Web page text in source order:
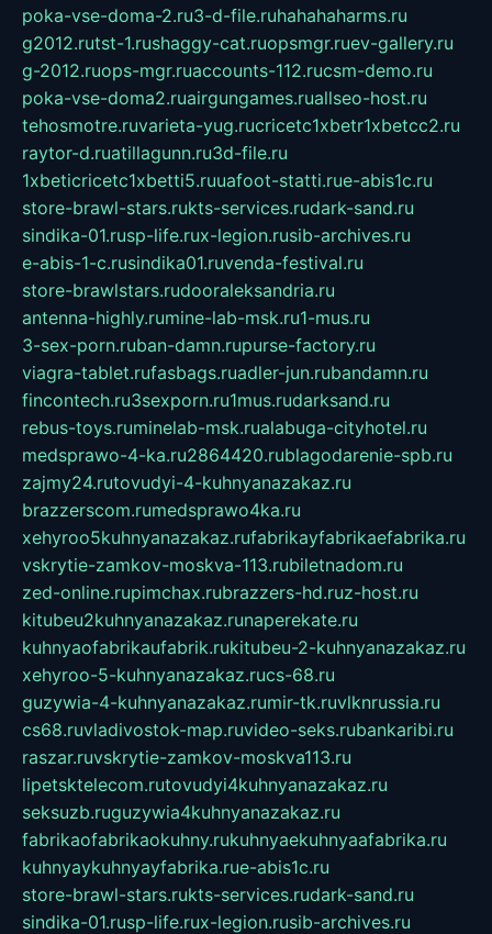
poka-vse-doma-2.ru3-d-file.ruhahahaharms.ru
g2012.rutst-1.rushaggy-cat.ruopsmgr.ruev-gallery.ru
g-2012.ruops-mgr.ruaccounts-112.rucsm-demo.ru
poka-vse-doma2.ruairgungames.ruallseo-host.ru
tehosmotre.ruvarieta-yug.rucricetc1xbetr1xbetcc2.ru
raytor-d.ruatillagunn.ru3d-file.ru
1xbeticricetc1xbetti5.ruuafoot-statti.rue-abis1c.ru
store-brawl-stars.rukts-services.rudark-sand.ru
sindika-01.rusp-life.rux-legion.rusib-archives.ru
e-abis-1-c.rusindika01.ruvenda-festival.ru
store-brawlstars.rudooraleksandria.ru
antenna-highly.rumine-lab-msk.ru1-mus.ru
3-sex-porn.ruban-damn.rupurse-factory.ru
viagra-tablet.rufasbags.ruadler-jun.rubandamn.ru
fincontech.ru3sexporn.ru1mus.rudarksand.ru
rebus-toys.ruminelab-msk.rualabuga-cityhotel.ru
medsprawo-4-ka.ru2864420.rublagodarenie-spb.ru
zajmy24.rutovudyi-4-kuhnyanazakaz.ru
brazzerscom.rumedsprawo4ka.ru
xehyroo5kuhnyanazakaz.rufabrikayfabrikaefabrika.ru
vskrytie-zamkov-moskva-113.rubiletnadom.ru
zed-online.rupimchax.rubrazzers-hd.ruz-host.ru
kitubeu2kuhnyanazakaz.runaperekate.ru
kuhnyaofabrikaufabrik.rukitubeu-2-kuhnyanazakaz.ru
xehyroo-5-kuhnyanazakaz.rucs-68.ru
guzywia-4-kuhnyanazakaz.rumir-tk.ruvlknrussia.ru
cs68.ruvladivostok-map.ruvideo-seks.rubankaribi.ru
raszar.ruvskrytie-zamkov-moskva113.ru
lipetsktelecom.rutovudyi4kuhnyanazakaz.ru
seksuzb.ruguzywia4kuhnyanazakaz.ru
fabrikaofabrikaokuhny.rukuhnyaekuhnyaafabrika.ru
kuhnyaykuhnyayfabrika.rue-abis1c.ru
store-brawl-stars.rukts-services.rudark-sand.ru
sindika-01.rusp-life.rux-legion.rusib-archives.ru